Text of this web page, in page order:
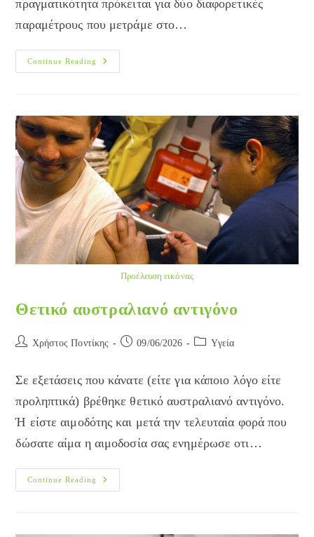
πραγματικότητα πρόκειται για δύο διαφορετικές
παραμέτρους που μετράμε στο…
Continue Reading
Τι
Σχέση
Το
Ουρικό
Οξύ;
Προέλευση εικόνας
Θετικό αυστραλιανό αντιγόνο
Post Χρήστος Ποντίκης
Post09/06/2026
Post Yγεία
Σε εξετάσεις που κάνατε (είτε για κάποιο λόγο είτε
προληπτικά) βρέθηκε θετικό αυστραλιανό αντιγόνο.
Ή είστε αιμοδότης και μετά την τελευταία φορά που
δώσατε αίμα η αιμοδοσία σας ενημέρωσε οτι…
Continue Reading
Θετικό
Αυστραλιανό